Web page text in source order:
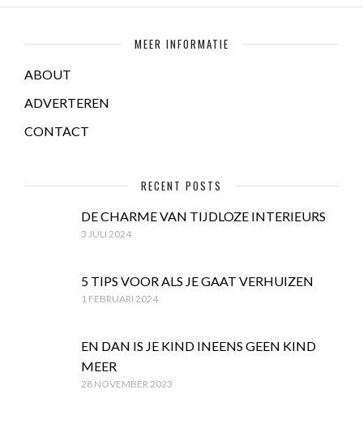
MEER INFORMATIE
ABOUT
ADVERTEREN
CONTACT
RECENT POSTS
DE CHARME VAN TIJDLOZE INTERIEURS
3 JULI 2024
5 TIPS VOOR ALS JE GAAT VERHUIZEN
1 FEBRUARI 2024
EN DAN IS JE KIND INEENS GEEN KIND
MEER
28 NOVEMBER 2023